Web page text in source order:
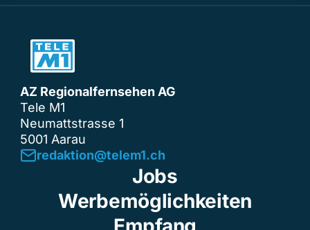
AZ Regionalfernsehen AG
Tele M1
Neumattstrasse 1
5001 Aarau
redaktion@telem1.ch
Jobs
Werbemöglichkeiten